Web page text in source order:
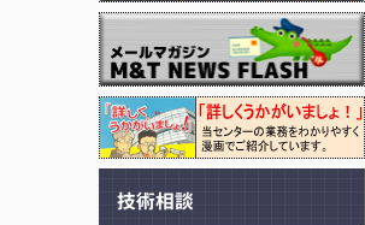
技術相談